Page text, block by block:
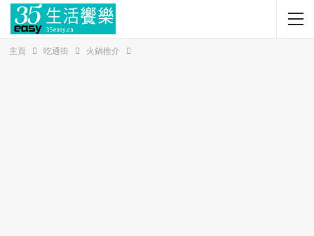
主頁 吃通街 火鍋推介